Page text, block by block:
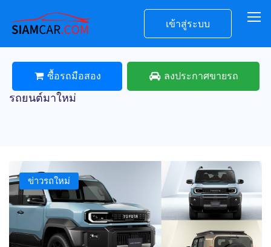
เข้าสู่ระบบ
ซื้อรถมือสอง ลงประกาศขายรถ
รถยนต์มาใหม่
ข่าวรถใหม่